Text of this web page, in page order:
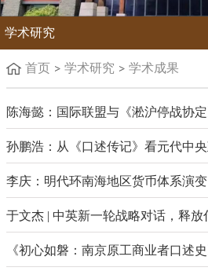
学术研究
首页 学术研究 学术成果
李庆：明代环南海地区货币体系演变